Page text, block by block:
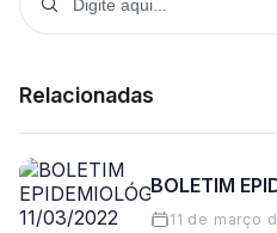
Relacionadas
BOLETIM
11 de março